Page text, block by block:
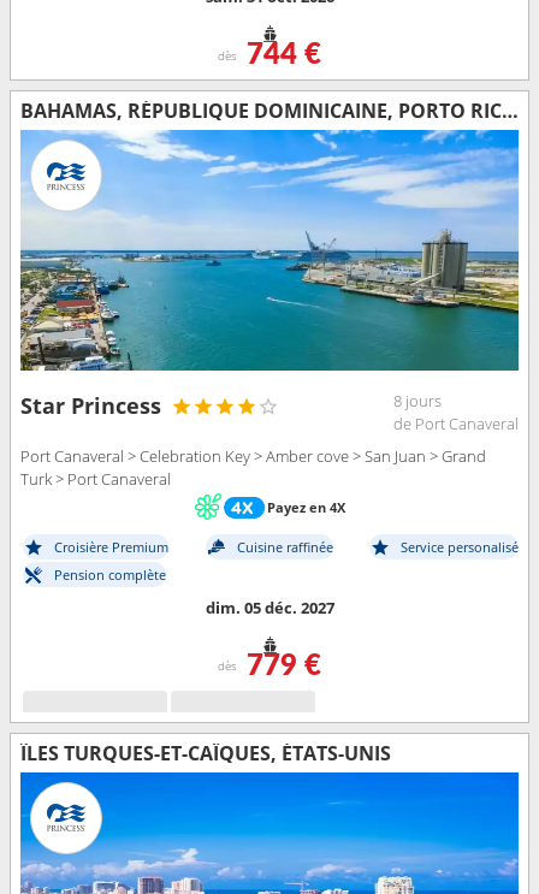
dès 744 €
BAHAMAS, RÉPUBLIQUE DOMINICAINE, PORTO RICO, ÎLES TURQUES-ET-CAÏQUES, ÉTATS-UNIS
Star Princess
8 jours
de Port Canaveral
Port Canaveral > Celebration Key > Amber cove > San Juan > Grand
Turk > Port Canaveral
Payez en 4X
Croisière Premium Cuisine raffinée
Service personalisé
Pension complète
dim. 05 déc. 2027
dès 779 €
ÎLES TURQUES-ET-CAÏQUES, ÉTATS-UNIS